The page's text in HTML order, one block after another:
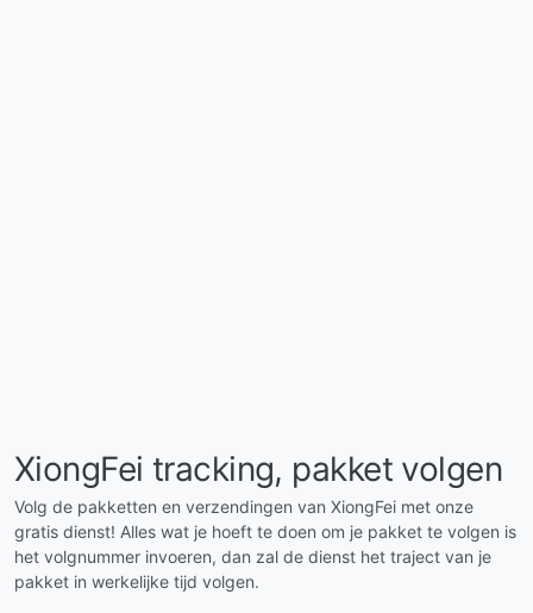
XiongFei tracking, pakket volgen
Volg de pakketten en verzendingen van XiongFei met onze
gratis dienst! Alles wat je hoeft te doen om je pakket te volgen is
het volgnummer invoeren, dan zal de dienst het traject van je
pakket in werkelijke tijd volgen.